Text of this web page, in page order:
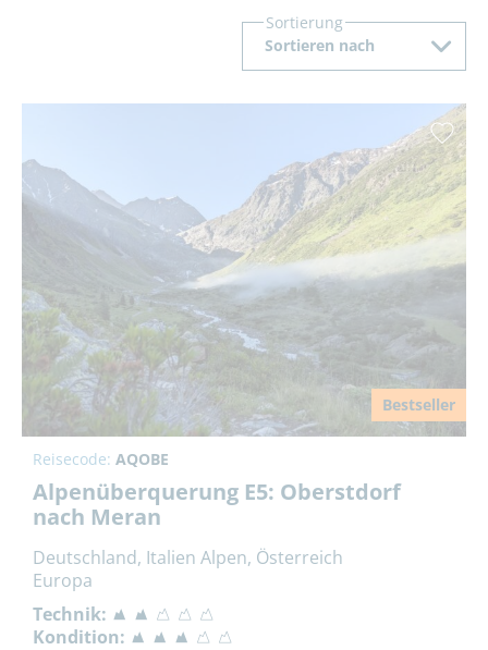
Sortierung
Sortieren nach
Bestseller
Reisecode: AQOBE
Alpenüberquerung E5: Oberstdorf
nach Meran
Deutschland, Italien Alpen, Österreich
Europa
Technik:
Kondition: